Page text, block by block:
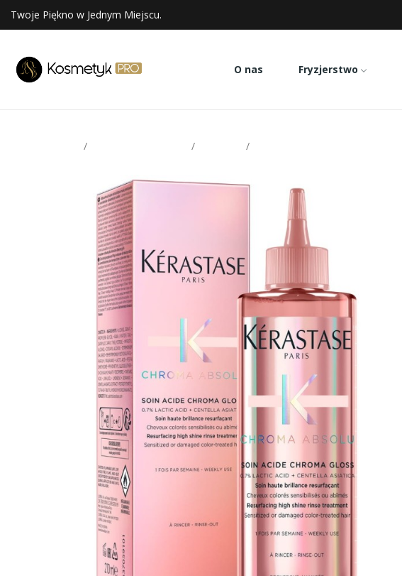
Twoje Piękno w Jednym Miejscu.
O nas Fryzjerstwo